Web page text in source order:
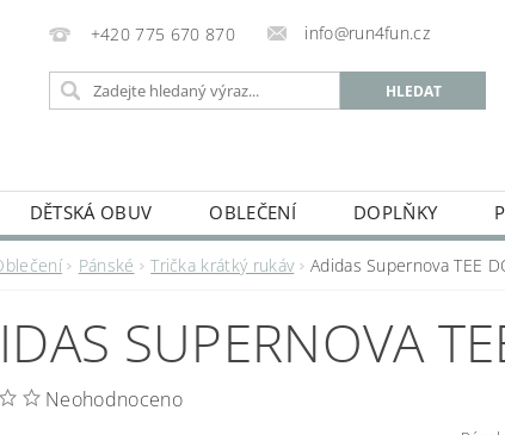
+420 775 670 870 info@run4fun.cz
DĚTSKÁ OBUV OBLEČENÍ DOPLŇKY
PRODEJNA OBCHODNÍ PODMÍNKY
Pánské Trička krátký rukáv Adidas Supernova TEE
SUPERNOVA
Neohodnoceno